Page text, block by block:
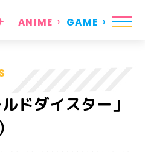
ANIME GAME
ドダイスター」